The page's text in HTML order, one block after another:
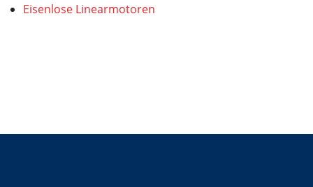
Eisenlose Linearmotoren